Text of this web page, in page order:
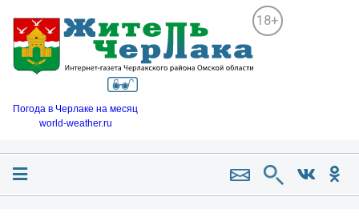
18+
Погода в Черлаке на месяц
world-weather.ru